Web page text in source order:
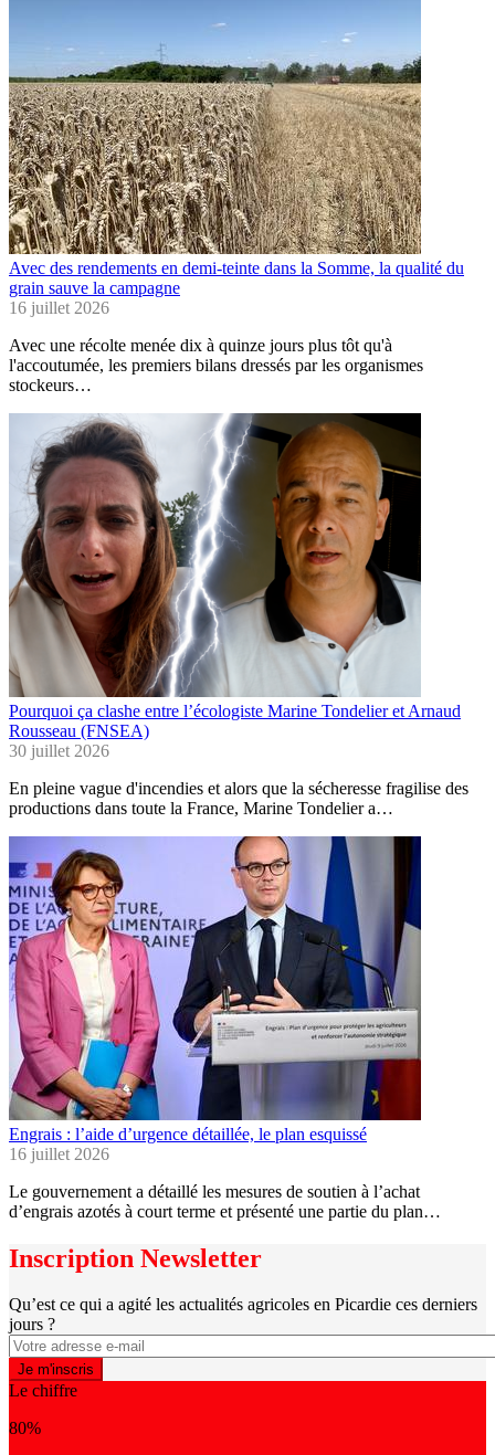
Avec des rendements en demi-teinte dans la Somme, la qualité du
grain sauve la campagne
16 juillet 2026
Avec une récolte menée dix à quinze jours plus tôt qu'à
l'accoutumée, les premiers bilans dressés par les organismes
stockeurs…
Pourquoi ça clashe entre l’écologiste Marine Tondelier et Arnaud
Rousseau (FNSEA)
30 juillet 2026
En pleine vague d'incendies et alors que la sécheresse fragilise des
productions dans toute la France, Marine Tondelier a…
Engrais : l’aide d’urgence détaillée, le plan esquissé
16 juillet 2026
Le gouvernement a détaillé les mesures de soutien à l’achat
d’engrais azotés à court terme et présenté une partie du plan…
Inscription Newsletter
Qu’est ce qui a agité les actualités agricoles en Picardie ces derniers
jours ?
Le chiffre
80%